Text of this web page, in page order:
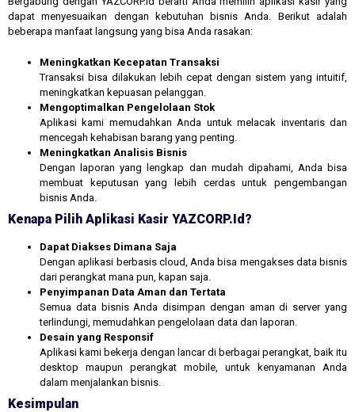
dapat menyesuaikan dengan kebutuhan bisnis Anda. Berikut adalah
beberapa manfaat langsung yang bisa Anda rasakan:
Meningkatkan Kecepatan Transaksi
Transaksi bisa dilakukan lebih cepat dengan sistem yang intuitif,
meningkatkan kepuasan pelanggan.
Mengoptimalkan Pengelolaan Stok
Aplikasi kami memudahkan Anda untuk melacak inventaris dan
mencegah kehabisan barang yang penting.
Meningkatkan Analisis Bisnis
Dengan laporan yang lengkap dan mudah dipahami, Anda bisa
membuat keputusan yang lebih cerdas untuk pengembangan
bisnis Anda.
Kenapa Pilih Aplikasi Kasir YAZCORP.id?
Dapat Diakses Dimana Saja
Dengan aplikasi berbasis cloud, Anda bisa mengakses data bisnis
dari perangkat mana pun, kapan saja.
Penyimpanan Data Aman dan Tertata
Semua data bisnis Anda disimpan dengan aman di server yang
terlindungi, memudahkan pengelolaan data dan laporan.
Desain yang Responsif
Aplikasi kami bekerja dengan lancar di berbagai perangkat, baik itu
desktop maupun perangkat mobile, untuk kenyamanan Anda
dalam menjalankan bisnis.
Kesimpulan